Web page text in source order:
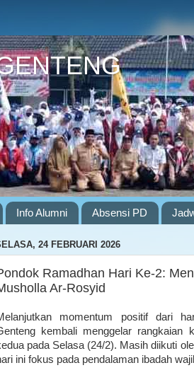
Info Alumni Absensi PD
24 FEBRUARI 2026
Ramadhan Hari Ke-2:
Ar-Rosyid
momentum positif dari
kembali menggelar rangkaian
pada Selasa (24/2). Masih diikuti
ini fokus pada pendalaman ibadah